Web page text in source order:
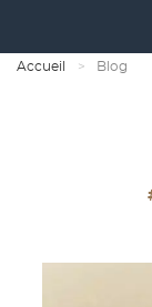
Accueil Blog